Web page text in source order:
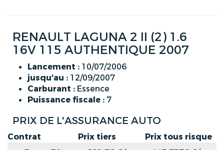
RENAULT LAGUNA 2 II (2) 1.6
16V 115 AUTHENTIQUE 2007
Lancement : 10/07/2006
jusqu'au : 12/09/2007
Carburant : Essence
Puissance fiscale : 7
PRIX DE L'ASSURANCE AUTO
Contrat Prix tiers
Prix tous risque